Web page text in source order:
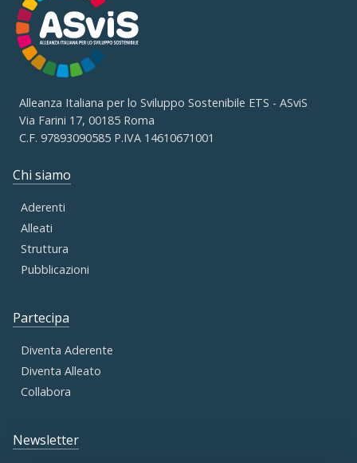
Alleanza Italiana per lo Sviluppo Sostenibile ETS - ASviS
Via Farini 17, 00185 Roma
C.F. 97893090585 P.IVA 14610671001
Chi siamo
Aderenti
Alleati
Struttura
Pubblicazioni
Partecipa
Diventa Aderente
Diventa Alleato
Collabora
Newsletter